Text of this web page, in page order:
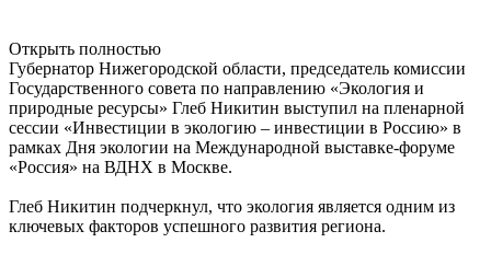
Открыть полностью
Губернатор Нижегородской области, председатель комиссии
Государственного совета по направлению «Экология и
природные ресурсы» Глеб Никитин выступил на пленарной
сессии «Инвестиции в экологию – инвестиции в Россию» в
рамках Дня экологии на Международной выставке-форуме
«Россия» на ВДНХ в Москве.
Глеб Никитин подчеркнул, что экология является одним из
ключевых факторов успешного развития региона.